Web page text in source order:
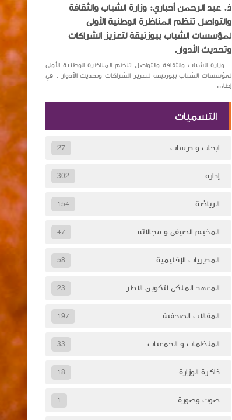
ذ. عبد الرحمن أحباري: وزارة الشباب والثقافة
والتواصل تنظم المناظرة الوطنية الأولى
لمؤسسات الشباب ببوزنيقة لتعزيز الشراكات
وتحديث الأدوار.
وزارة الشباب والثقافة والتواصل تنظم المناظرة الوطنية الأولى
لمؤسسات الشباب ببوزنيقة لتعزيز الشراكات وتحديث الأدوار . في
إطا...
التسميات
ابحات و درسات 27
إدارة 302
الرياضة 154
المخيم الصيفي و مجالاته 47
المديريات الإقليمية 58
المعهد الملكي لتكوين الاطر 23
المقالات الصحفية 197
المنظمات و الجمعيات 33
ذاكرة الوزارة 18
صوت وصورة 1